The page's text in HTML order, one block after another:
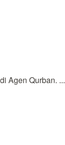
Agen Qurban. ...